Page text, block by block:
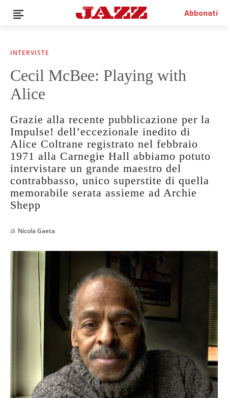
News
Interviste
Rubriche
Top Jazz
Radio
Negozio
Area riservata
Italiano
Abbonati
INTERVISTE
Cecil McBee: Playing with
Alice
Grazie alla recente pubblicazione per la
Impulse! dell’eccezionale inedito di
Alice Coltrane registrato nel febbraio
1971 alla Carnegie Hall abbiamo potuto
intervistare un grande maestro del
contrabbasso, unico superstite di quella
memorabile serata assieme ad Archie
Shepp
di Nicola Gaeta